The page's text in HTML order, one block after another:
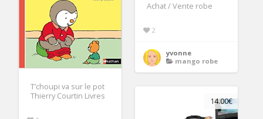
Achat / Vente robe
2
yvonne
mango robe
T’choupi va sur le pot
Thierry Courtin Livres
14.00€